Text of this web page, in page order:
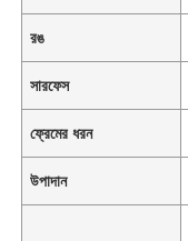
রঙ
সারফেস
ফ্রেমের ধরন
উপাদান